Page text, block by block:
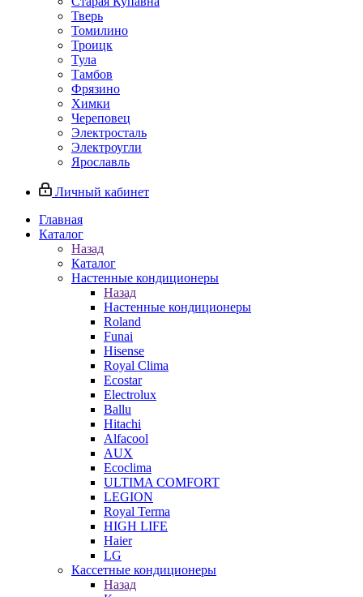
Тверь
Томилино
Троицк
Тула
Тамбов
Фрязино
Химки
Череповец
Электросталь
Электроугли
Ярославль
Личный кабинет
Главная
Каталог
Назад
Каталог
Настенные кондиционеры
Назад
Настенные кондиционеры
Roland
Funai
Hisense
Royal Clima
Ecostar
Electrolux
Ballu
Hitachi
Alfacool
AUX
Ecoclima
ULTIMA COMFORT
LEGION
Royal Terma
HIGH LIFE
Haier
LG
Кассетные кондиционеры
Назад